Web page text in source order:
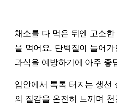
채소를 다 먹은 뒤엔 고소
을 먹어요. 단백질이 들어
과식을 예방하기에 아주 좋
입안에서 톡톡 터지는 생선
의 질감을 온전히 느끼며